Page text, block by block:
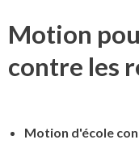
Motion
contre les
Motion d'école